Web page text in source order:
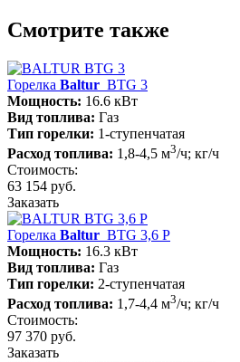
Смотрите также
Горелка Baltur BTG 3
Мощность: 16.6 кВт
Вид топлива: Газ
Тип горелки: 1-ступенчатая
Расход топлива: 1,8-4,5 м3/ч; кг/ч
Стоимость:
63 154 руб.
Заказать
Горелка Baltur BTG 3,6 P
Мощность: 16.3 кВт
Вид топлива: Газ
Тип горелки: 2-ступенчатая
Расход топлива: 1,7-4,4 м3/ч; кг/ч
Стоимость:
97 370 руб.
Заказать